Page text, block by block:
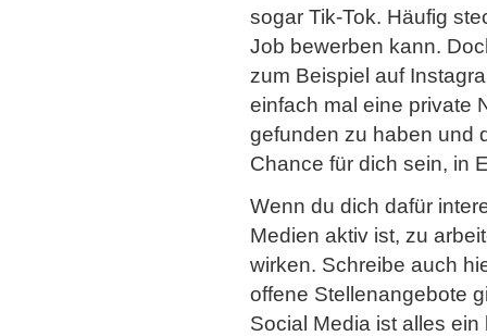
sogar Tik-Tok. Häufig
Job bewerben kann.
zum Beispiel auf
einfach mal eine private
gefunden zu haben und
Chance für dich sein, in
Wenn du dich dafür
Medien aktiv ist, zu
wirken. Schreibe auch
offene Stellenangebote
Social Media ist alles